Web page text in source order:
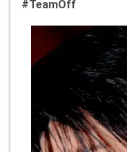
#TeamOff